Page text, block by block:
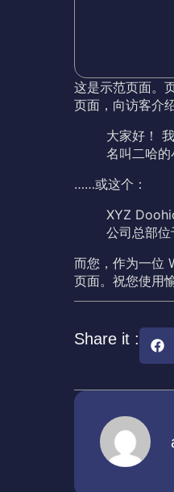
这是示范页面。
页面，向访客介
大家好！
名叫二哈的
……或这个：
XYZ
公司总部位
而您，作为一位
页面。祝您使用
Share it :